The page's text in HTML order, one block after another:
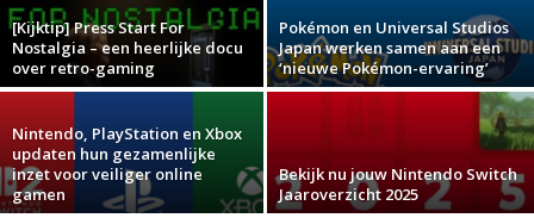
[Kijktip] Press Start For
Nostalgia – een heerlijke docu
over retro-gaming
Pokémon en Universal Studios
Japan werken samen aan een
‘nieuwe Pokémon-ervaring’
Nintendo, PlayStation en Xbox
updaten hun gezamenlijke
inzet voor veiliger online
gamen
Bekijk nu jouw Nintendo Switch
Jaaroverzicht 2025